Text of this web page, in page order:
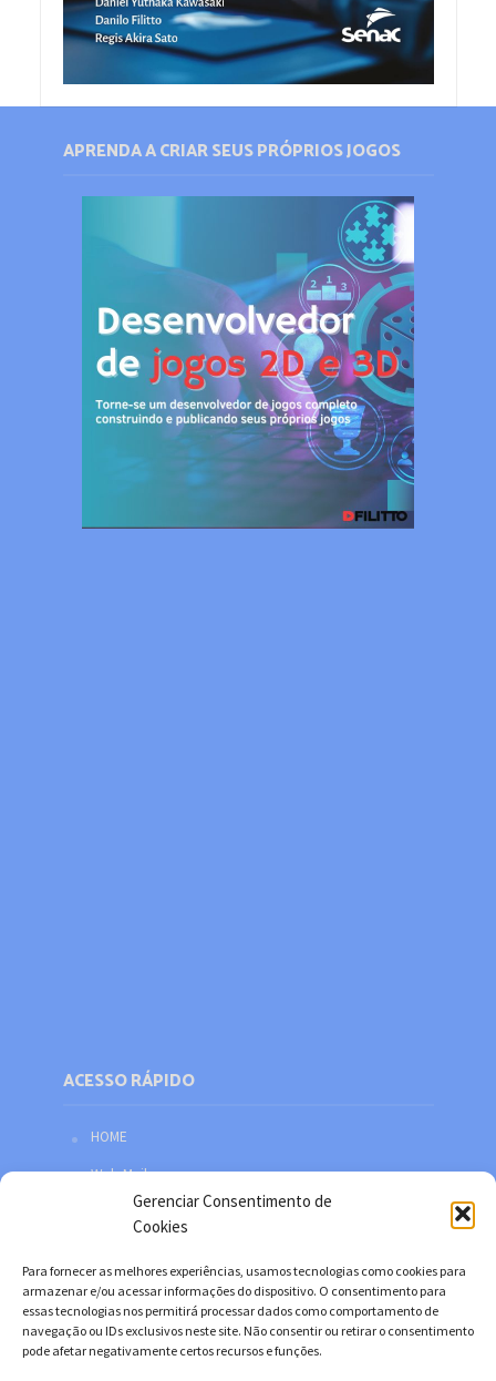
Gerenciar Consentimento de
Cookies
Para fornecer as melhores experiências, usamos tecnologias como cookies para
armazenar e/ou acessar informações do dispositivo. O consentimento para
essas tecnologias nos permitirá processar dados como comportamento de
navegação ou IDs exclusivos neste site. Não consentir ou retirar o consentimento
pode afetar negativamente certos recursos e funções.
APRENDA A CRIAR SEUS PRÓPRIOS JOGOS
ACESSO RÁPIDO
HOME
Web Mail
Política de privacidade
Facebook
Twitter
YouTube